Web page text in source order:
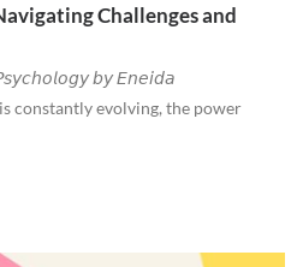
Challenges and
𝘣𝘺 𝘌𝘯𝘦𝘪𝘥𝘢
constantly evolving, the power